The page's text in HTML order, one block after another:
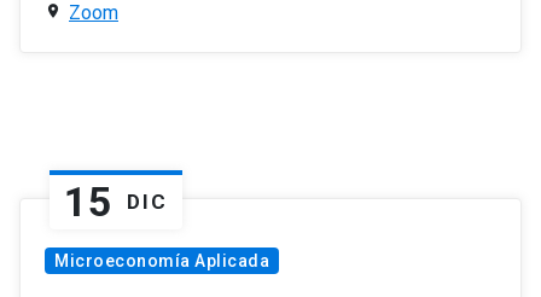
Zoom
15 DIC
Microeconomía Aplicada